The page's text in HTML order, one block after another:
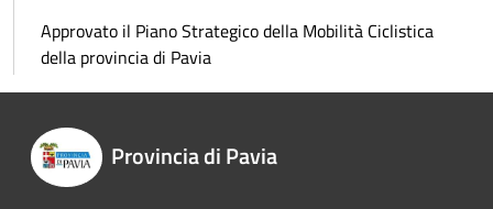
Approvato il Piano Strategico della Mobilità Ciclistica
della provincia di Pavia
Provincia di Pavia